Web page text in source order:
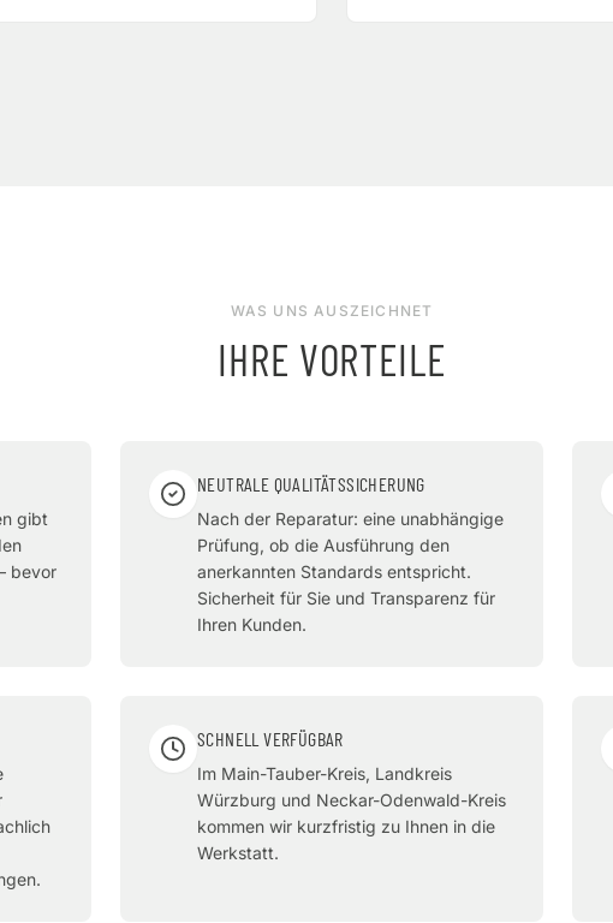
WAS UNS AUSZEICHNET
IHRE VORTEILE
gibt
bevor
NEUTRALE QUALITÄTSSICHERUNG
Nach der Reparatur: eine unabhängige
Prüfung, ob die Ausführung den
anerkannten Standards entspricht.
Sicherheit für Sie und Transparenz für
Ihren Kunden.
SCHNELL VERFÜGBAR
Im Main-Tauber-Kreis, Landkreis
Würzburg und Neckar-Odenwald-Kreis
kommen wir kurzfristig zu Ihnen in die
Werkstatt.